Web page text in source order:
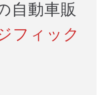
自動車販
フィック